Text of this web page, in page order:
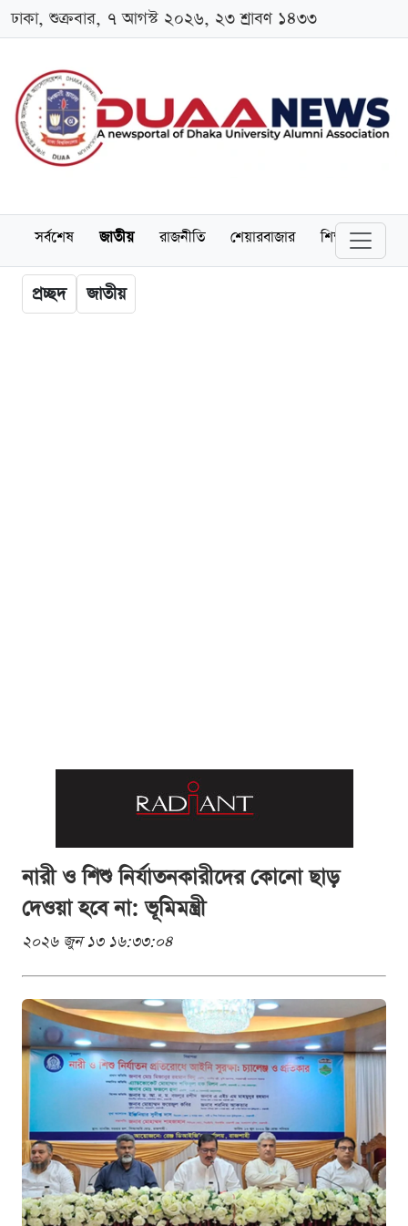
ঢাকা, শুক্রবার, ৭ আগস্ট ২০২৬, ২৩ শ্রাবণ ১৪৩৩
সর্বশেষ জাতীয় রাজনীতি শেয়ারবাজার শিক্ষা
প্রচ্ছদ জাতীয়
নারী ও শিশু নির্যাতনকারীদের কোনো ছাড়
দেওয়া হবে না: ভূমিমন্ত্রী
২০২৬ জুন ১৩ ১৬:৩৩:০৪